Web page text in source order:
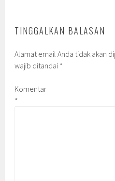
TINGGALKAN BALASAN
Alamat email Anda tidak akan
wajib ditandai *
Komentar
*